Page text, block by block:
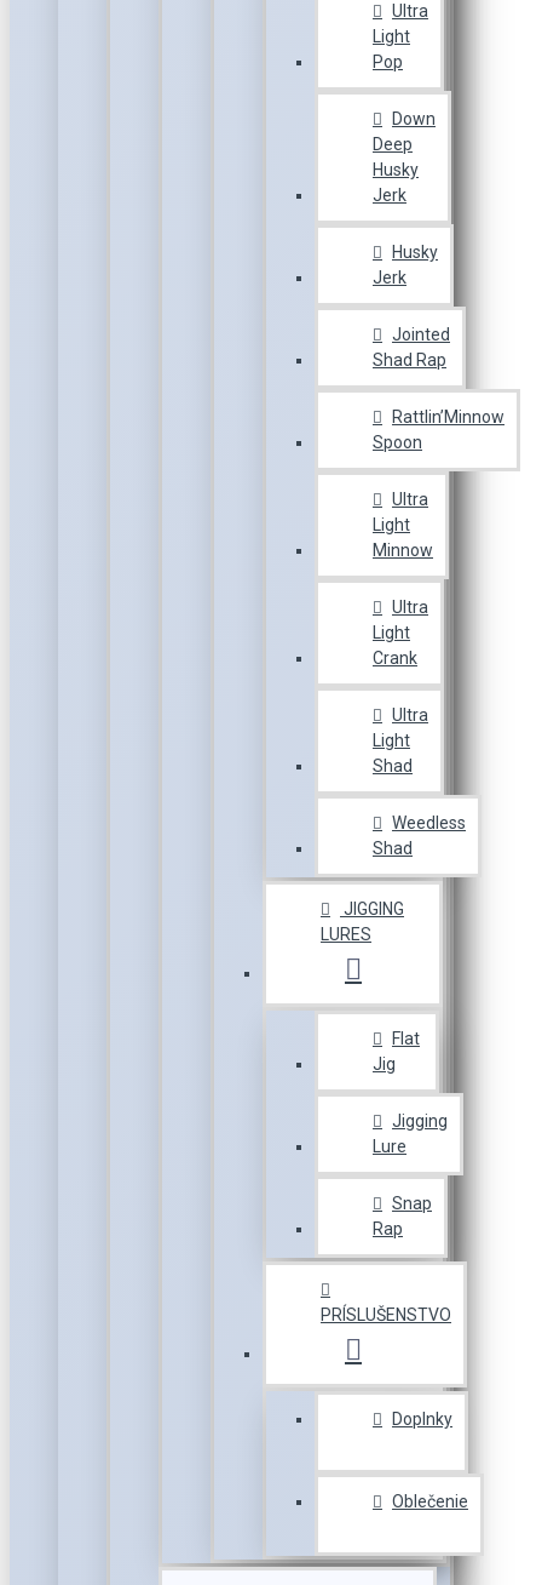
Ultra
Light
Pop
Down
Deep
Husky
Jerk
Husky
Jerk
Jointed
Shad Rap
Rattlin’Minnow
Spoon
Ultra
Light
Minnow
Ultra
Light
Crank
Ultra
Light
Shad
Weedless
Shad
JIGGING
LURES
Flat
Jig
Jigging
Lure
Snap
Rap
PRÍSLUŠENSTVO
Doplnky
Oblečenie